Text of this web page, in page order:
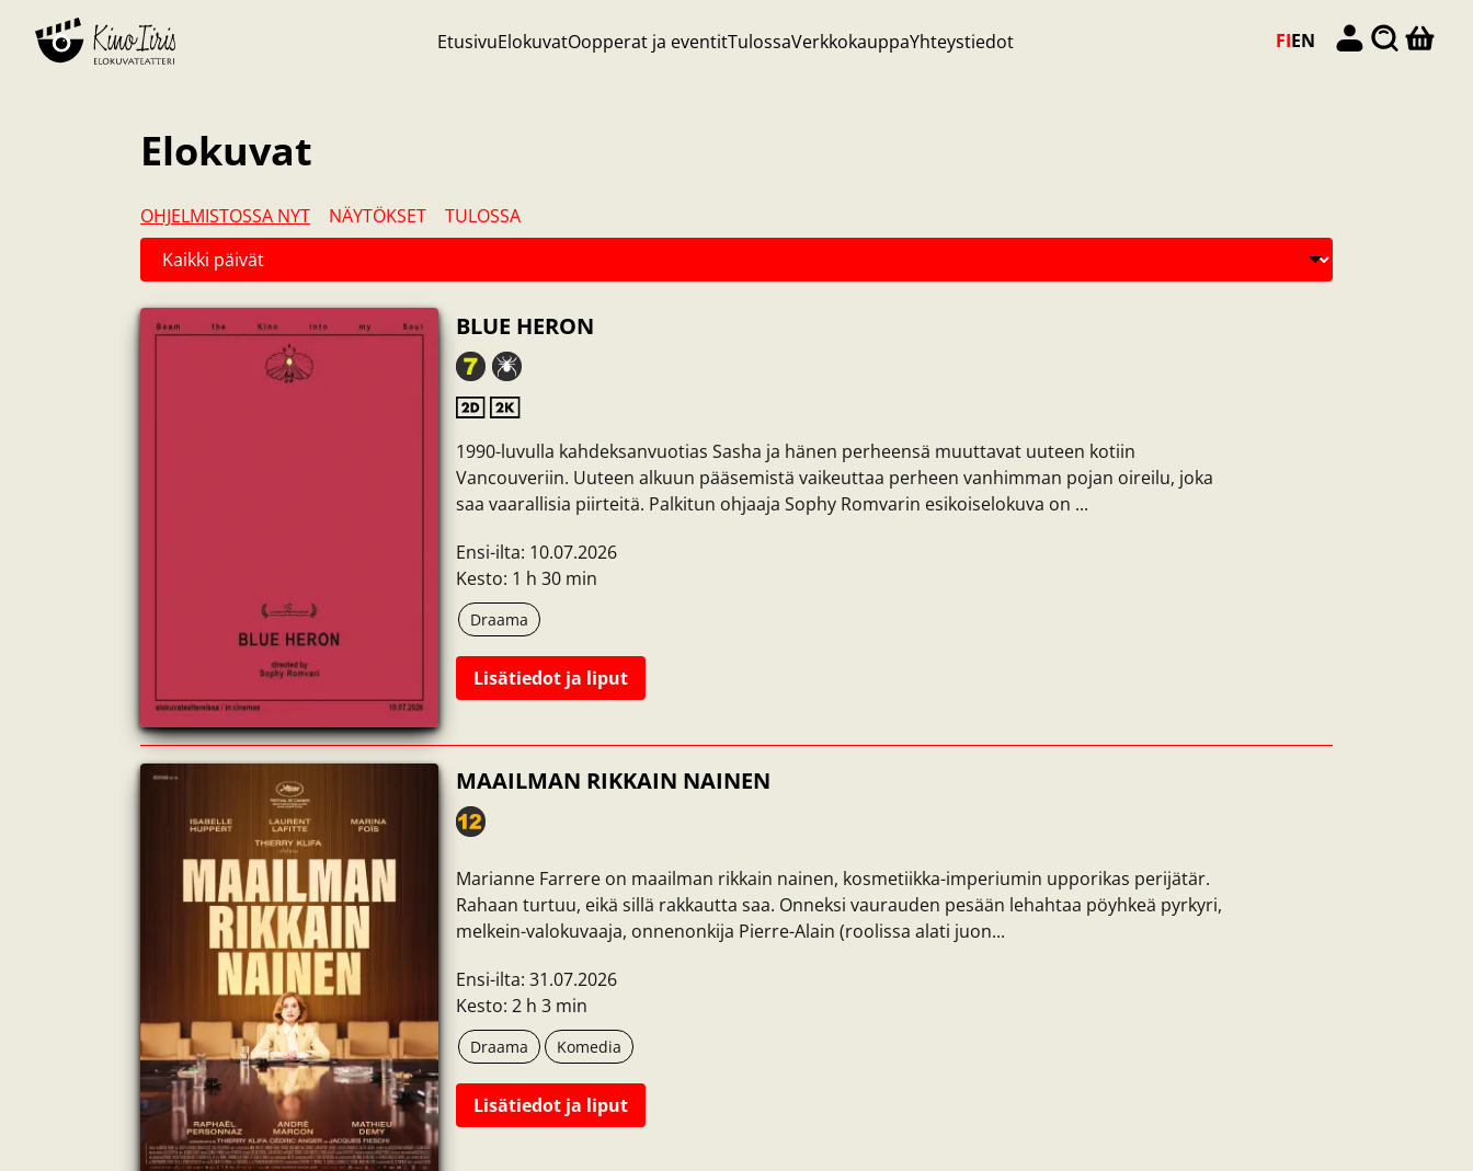
EtusivuElokuvatOopperat ja eventitTulossaVerkkokauppaYhteystiedot FIEN
Elokuvat
OHJELMISTOSSA NYT NÄYTÖKSET TULOSSA
BLUE HERON
1990-luvulla kahdeksanvuotias Sasha ja hänen perheensä muuttavat uuteen kotiin
Vancouveriin. Uuteen alkuun pääsemistä vaikeuttaa perheen vanhimman pojan oireilu, joka
saa vaarallisia piirteitä. Palkitun ohjaaja Sophy Romvarin esikoiselokuva on ...
Ensi-ilta: 10.07.2026
Kesto: 1 h 30 min
Draama
Lisätiedot ja liput
MAAILMAN RIKKAIN NAINEN
Marianne Farrere on maailman rikkain nainen, kosmetiikka-imperiumin upporikas perijätär.
Rahaan turtuu, eikä sillä rakkautta saa. Onneksi vaurauden pesään lehahtaa pöyhkeä pyrkyri,
melkein-valokuvaaja, onnenonkija Pierre-Alain (roolissa alati juon...
Ensi-ilta: 31.07.2026
Kesto: 2 h 3 min
Draama Komedia
Lisätiedot ja liput